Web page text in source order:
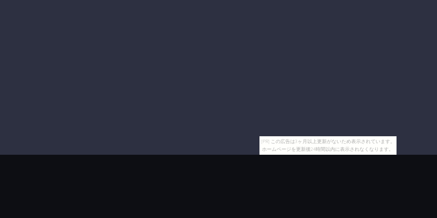
[PR] この広告は3ヶ月以上更新がないため表示されています。
ホームページを更新後24時間以内に表示されなくなります。